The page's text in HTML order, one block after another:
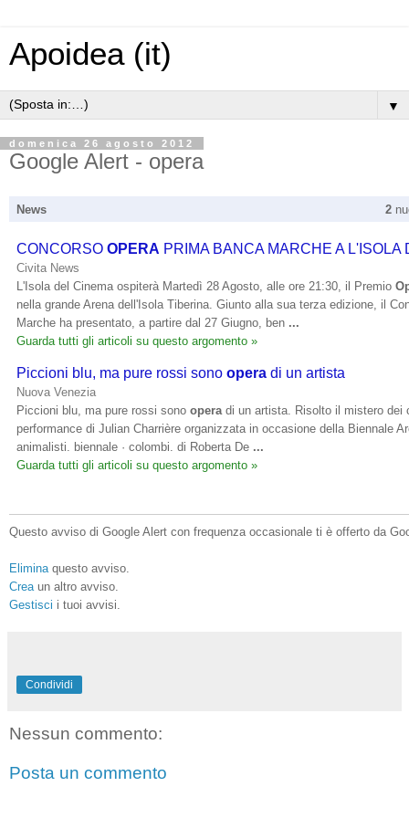
Apoidea (it)
▼
domenica 26 agosto 2012
Google Alert - opera
News 2
CONCORSO OPERA PRIMA BANCA MARCHE A L'ISOLA
Civita News
L'Isola del Cinema ospiterà Martedì 28 Agosto, alle ore 21:30, il Premio
nella grande Arena dell'Isola Tiberina. Giunto alla sua terza edizione, il
Marche ha presentato, a partire dal 27 Giugno, ben ...
Guarda tutti gli articoli su questo argomento »
Piccioni blu, ma pure rossi sono opera di un artista
Nuova Venezia
Piccioni blu, ma pure rossi sono opera di un artista. Risolto il mistero dei
performance di Julian Charrière organizzata in occasione della Biennale
animalisti. biennale · colombi. di Roberta De ...
Guarda tutti gli articoli su questo argomento »
Questo avviso di Google Alert con frequenza occasionale ti è offerto da
Elimina questo avviso.
Crea un altro avviso.
Gestisci i tuoi avvisi.
Condividi
Nessun commento:
Posta un commento